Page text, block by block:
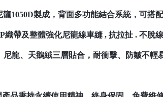
1050D製成，背面多功能結合系統，可搭
織帶及整體強化尼龍線車縫 , 抗拉扯 . 不脫線
龍、天鵝絨三層貼合，耐衝擊、防皺不輕